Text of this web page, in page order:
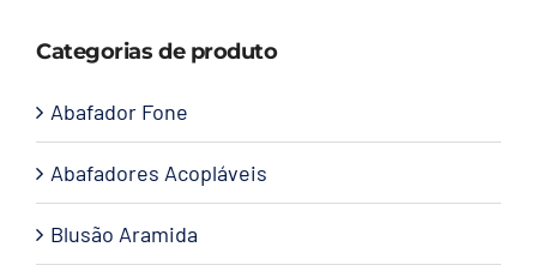
Categorias de produto
Abafador Fone
Abafadores Acopláveis
Blusão Aramida